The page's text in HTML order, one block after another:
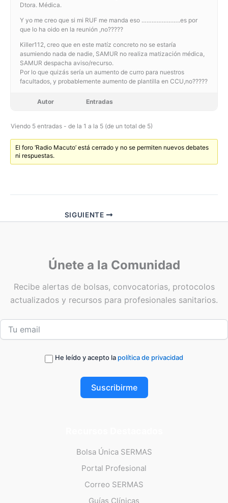
Dtora. Médica.
Y yo me creo que si mi RUF me manda eso …………………..es por
que lo ha oido en la reunión ,no?????
Killer112, creo que en este matíz concreto no se estaría
asumiendo nada de nadie, SAMUR no realiza matización médica,
SAMUR despacha aviso/recurso.
Por lo que quizás sería un aumento de curro para nuestros
facultados, y probablemente aumento de plantilla en CCU,no?????
Autor Entradas
Viendo 5 entradas - de la 1 a la 5 (de un total de 5)
El foro ‘Radio Macuto’ está cerrado y no se permiten nuevos debates
ni respuestas.
SIGUIENTE
Únete a la Comunidad
Recibe alertas de bolsas, convocatorias, protocolos
actualizados y recursos para profesionales sanitarios.
He leído y acepto la política de privacidad
Suscribirme
Bolsa Única SERMAS
Portal Profesional
Correo SERMAS
Guías Clínicas